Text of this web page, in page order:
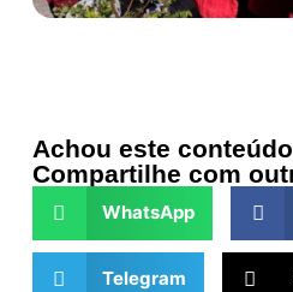
Achou este
Compartilhe com
WhatsApp
Telegram